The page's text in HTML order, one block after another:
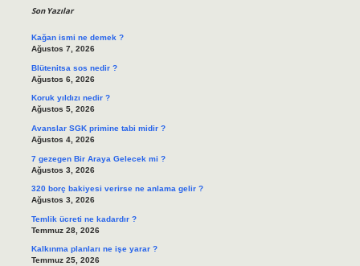
Son Yazılar
Kağan ismi ne demek ?
Ağustos 7, 2026
Blütenitsa sos nedir ?
Ağustos 6, 2026
Koruk yıldızı nedir ?
Ağustos 5, 2026
Avanslar SGK primine tabi midir ?
Ağustos 4, 2026
7 gezegen Bir Araya Gelecek mi ?
Ağustos 3, 2026
320 borç bakiyesi verirse ne anlama gelir ?
Ağustos 3, 2026
Temlik ücreti ne kadardır ?
Temmuz 28, 2026
Kalkınma planları ne işe yarar ?
Temmuz 25, 2026